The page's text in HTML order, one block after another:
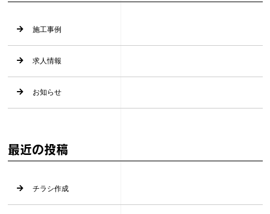
施工事例
求人情報
お知らせ
最近の投稿
チラシ作成